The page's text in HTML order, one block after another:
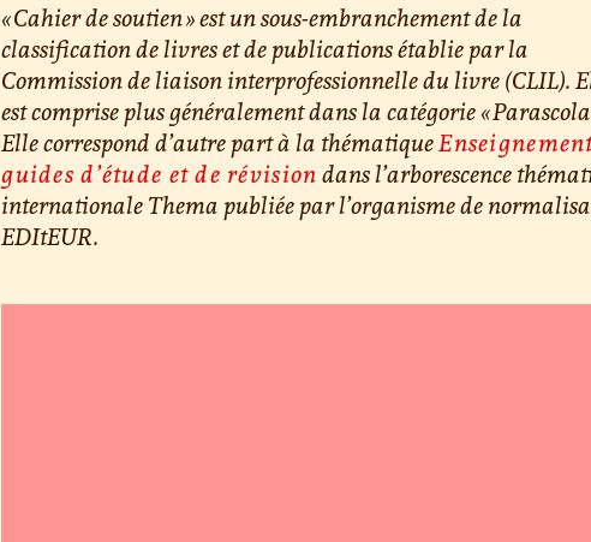
« Cahier de soutien » est un sous-embranchement de la
classification de livres et de publications établie par la
Commission de liaison interprofessionnelle du livre (CLIL).
est comprise plus généralement dans la catégorie «
Elle correspond d’autre part à la thématique
guides d’étude et de révisiondans l’arborescence
internationale Thema publiée par l’organisme de
EDItEUR.